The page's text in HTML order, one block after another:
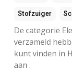
Stofzuiger
De categorie
verzameld
kunt vinden in
aan .